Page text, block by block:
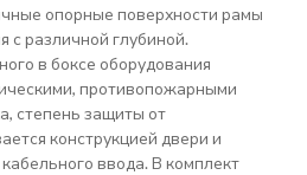
опорные поверхности рамы
с различной глубиной.
в боксе оборудования
противопожарными
степень защиты от
конструкцией двери и
ввода. В комплект